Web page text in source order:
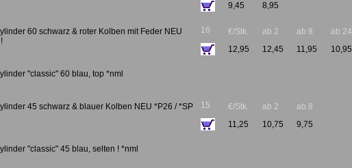
9,45
8,95
60 schwarz & roter Kolben mit Feder NEU
16
€/Stk.
12,95
ab 2
12,45
ab 8
11,95
ab 24
10,95
"classic" 60 blau, top *nml
45 schwarz & blauer Kolben NEU *P26 / *SP
15
€/Stk.
11,25
ab 2
10,75
ab 8
9,75
"classic" 45 blau, selten ! *nml